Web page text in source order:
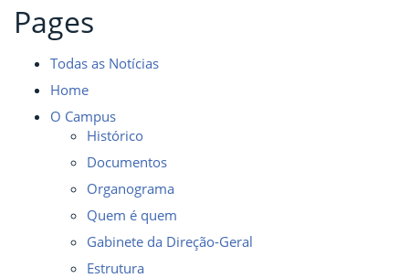
Pages
Todas as Notícias
Home
O Campus
Histórico
Documentos
Organograma
Quem é quem
Gabinete da Direção-Geral
Estrutura